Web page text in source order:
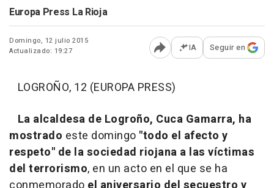
Europa Press La Rioja
Domingo, 12 julio 2015
Actualizado: 19:27
Abrir opciones para
IA Seguir en
LOGROÑO, 12 (EUROPA PRESS)
La alcaldesa de Logroño, Cuca Gamarra, ha
mostrado este domingo "todo el afecto y
respeto" de la sociedad riojana a las víctimas
del terrorismo, en un acto en el que se ha